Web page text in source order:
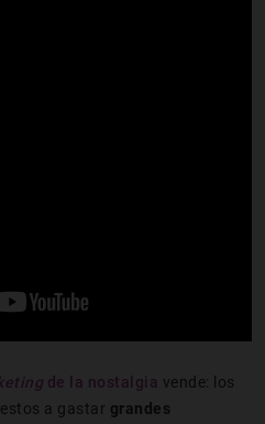
de la nostalgia vende: los
a gastar grandes